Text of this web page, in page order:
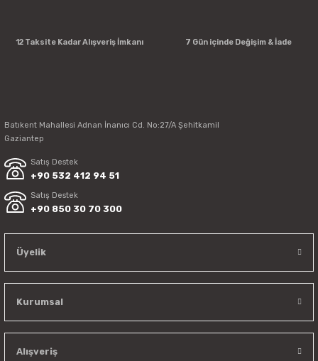
12 Taksite Kadar Alışveriş İmkanı 7 Gün içinde Değişim & İade
Batıkent Mahallesi Adnan İnanıcı Cd. No:27/A Şehitkamil
Gaziantep
Satış Destek
+90 532 412 94 51
Satış Destek
+90 850 30 70 300
Üyelik
Kurumsal
Alışveriş